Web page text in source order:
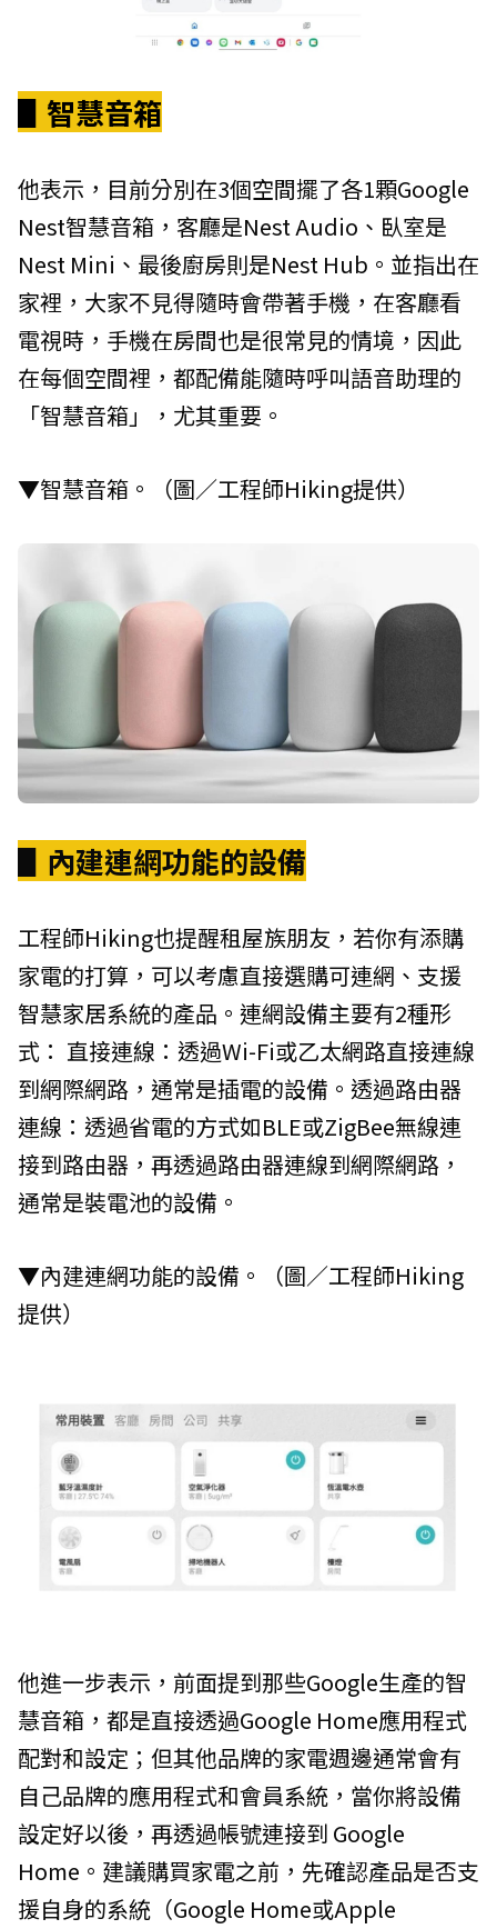
▋智慧音箱
他表示，目前分別在3個空間擺了各1顆Google
Nest智慧音箱，客廳是Nest Audio、臥室是
Nest Mini、最後廚房則是Nest Hub。並指出在
家裡，大家不見得隨時會帶著手機，在客廳看
電視時，手機在房間也是很常見的情境，因此
在每個空間裡，都配備能隨時呼叫語音助理的
「智慧音箱」，尤其重要。
▼智慧音箱。（圖／工程師Hiking提供）
▋內建連網功能的設備
工程師Hiking也提醒租屋族朋友，若你有添購
家電的打算，可以考慮直接選購可連網、支援
智慧家居系統的產品。連網設備主要有2種形
式： 直接連線：透過Wi-Fi或乙太網路直接連線
到網際網路，通常是插電的設備。透過路由器
連線：透過省電的方式如BLE或ZigBee無線連
接到路由器，再透過路由器連線到網際網路，
通常是裝電池的設備。
▼內建連網功能的設備。（圖／工程師Hiking
提供）
他進一步表示，前面提到那些Google生產的智
慧音箱，都是直接透過Google Home應用程式
配對和設定；但其他品牌的家電週邊通常會有
自己品牌的應用程式和會員系統，當你將設備
設定好以後，再透過帳號連接到 Google
Home。建議購買家電之前，先確認產品是否支
援自身的系統（Google Home或Apple